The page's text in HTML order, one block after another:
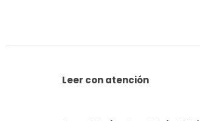
Leer con atención